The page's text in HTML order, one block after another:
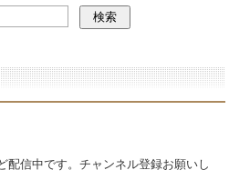
配信中です。チャンネル登録お願いし